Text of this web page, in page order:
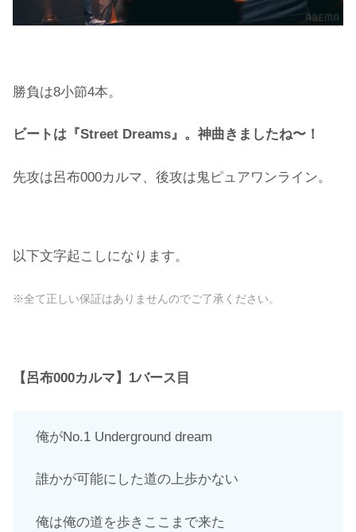
勝負は8小節4本。
ビートは『Street Dreams』。神曲きましたね〜！
先攻は呂布000カルマ、後攻は鬼ピュアワンライン。
以下文字起こしになります。
※全て正しい保証はありませんのでご了承ください。
【呂布000カルマ】1バース目
俺がNo.1 Underground dream
誰かが可能にした道の上歩かない
俺は俺の道を歩きここまで来た